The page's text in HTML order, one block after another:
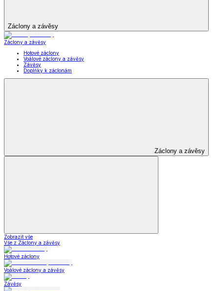
Záclony a závěsy
Záclony a závěsy
Hotové záclony
Voálové záclony a závěsy
Závěsy
Doplňky k záclonám
Záclony a závěsy
Zobrazit vše
Vše z Záclony a závěsy
Hotové záclony
Voálové záclony a závěsy
Závěsy